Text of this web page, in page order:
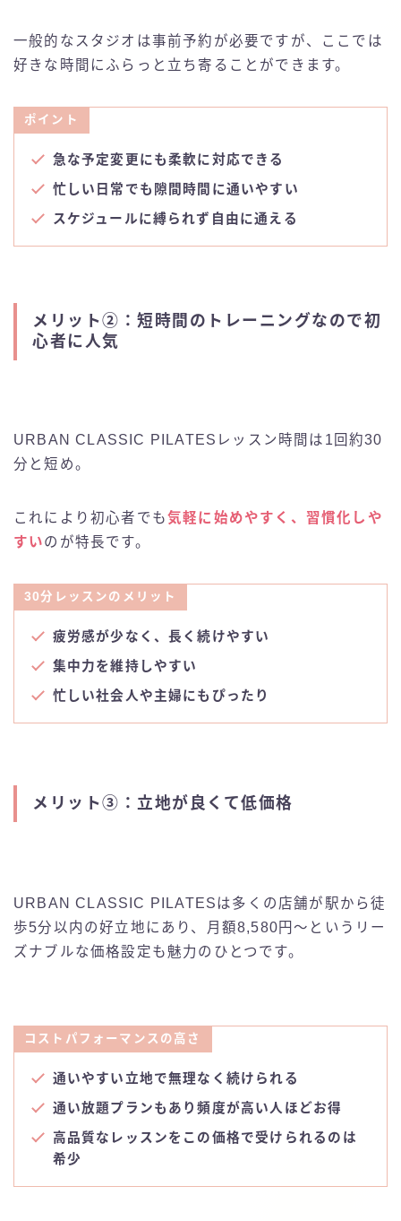
一般的なスタジオは事前予約が必要ですが、ここでは
好きな時間にふらっと立ち寄ることができます。
ポイント
急な予定変更にも柔軟に対応できる
忙しい日常でも隙間時間に通いやすい
スケジュールに縛られず自由に通える
メリット②：短時間のトレーニングなので初
心者に人気
URBAN CLASSIC PILATESレッスン時間は1回約30
分と短め。
これにより初心者でも気軽に始めやすく、習慣化しや
すいのが特長です。
30分レッスンのメリット
疲労感が少なく、長く続けやすい
集中力を維持しやすい
忙しい社会人や主婦にもぴったり
メリット③：立地が良くて低価格
URBAN CLASSIC PILATESは多くの店舗が駅から徒
歩5分以内の好立地にあり、月額8,580円〜というリー
ズナブルな価格設定も魅力のひとつです。
コストパフォーマンスの高さ
通いやすい立地で無理なく続けられる
通い放題プランもあり頻度が高い人ほどお得
高品質なレッスンをこの価格で受けられるのは
希少